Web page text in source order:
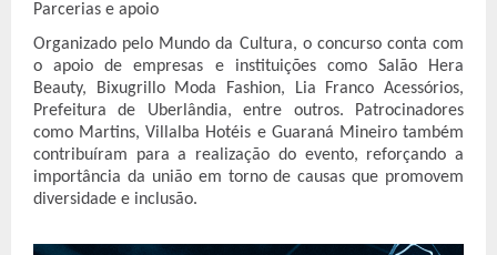
Parcerias e apoio
Organizado pelo Mundo da Cultura, o concurso conta com
o apoio de empresas e instituições como Salão Hera
Beauty, Bixugrillo Moda Fashion, Lia Franco Acessórios,
Prefeitura de Uberlândia, entre outros. Patrocinadores
como Martins, Villalba Hotéis e Guaraná Mineiro também
contribuíram para a realização do evento, reforçando a
importância da união em torno de causas que promovem
diversidade e inclusão.